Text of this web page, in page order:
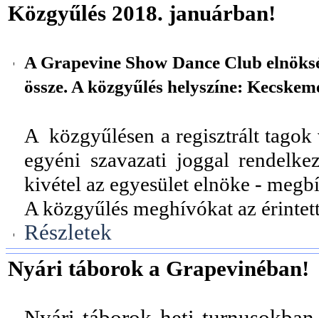
Közgyűlés 2018. januárban!
A Grapevine Show Dance Club
össze. A közgyűlés helyszíne:
A közgyűlésen a regisztrált
egyéni szavazati joggal
kivétel az egyesület elnöke -
A közgyűlés meghívókat az
Részletek
Nyári táborok a Grapevinéban!